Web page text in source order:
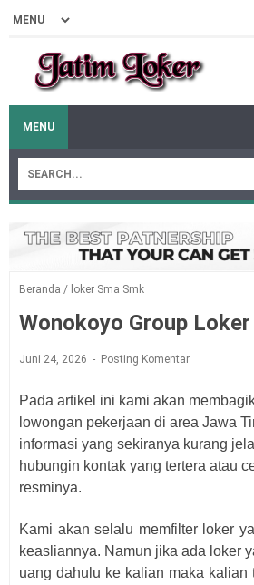
MENU
Beranda / loker Sma Smk
Wonokoyo Group
Juni 24, 2026 Posting Komentar
Pada artikel ini kami akan
lowongan pekerjaan di area Jawa
informasi yang sekiranya kurang
hubungin kontak yang tertera atau
resminya.
Kami akan selalu memfilter loker
keasliannya. Namun jika ada loker
uang dahulu ke kalian maka kalian